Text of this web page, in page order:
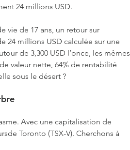
24 millions USD.
vie de 17 ans, un retour sur
24 millions USD calculée sur une
de 3,300 USD l’once, les mêmes
valeur nette, 64% de rentabilité
sous le désert ?
Avec une capitalisation de
Toronto (TSX-V). Cherchons à